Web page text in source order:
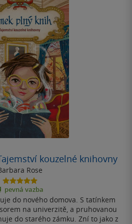
kouzelné knihovny
Rose
5.0
z
5
hvězdiček
pevná vazba
do nového domova. S tatínkem
na univerzitě, a pruhovanou
do starého zámku. Zní to jako z